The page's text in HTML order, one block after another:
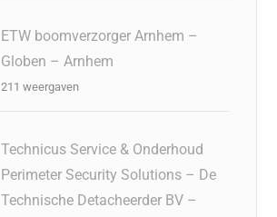
ETW boomverzorger Arnhem –
Globen – Arnhem
211 weergaven
Technicus Service & Onderhoud
Perimeter Security Solutions – De
Technische Detacheerder BV –